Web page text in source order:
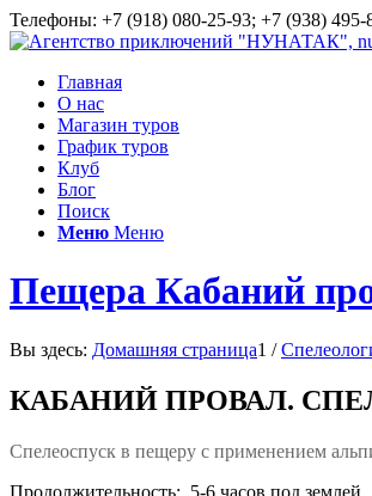
Телефоны: +7 (918) 080-25-93; +7 (938)
Главная
О нас
Магазин туров
График туров
Клуб
Блог
Поиск
Меню Меню
Пещера Кабаний
Вы здесь: Домашняя страница1 /
КАБАНИЙ ПРОВАЛ.
Спелеоспуск в пещеру с применением
Продолжительность: 5-6 часов под землей